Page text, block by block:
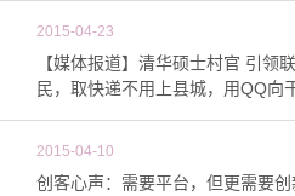
2015-04-23
【媒体报道】清华硕士村官 引
民，取快递不用上县城，用QQ向
2015-04-10
创客心声：需要平台，但更需要